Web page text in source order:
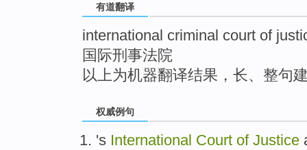
有道翻译
international criminal court of
国际刑事法院
以上为机器翻译结果，长、整句
权威例句
's International Court of Justice